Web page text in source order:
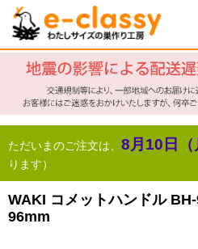
ただいまのご注文は、 8月10日（
ります）
WAKI コメットハンドル
96mm